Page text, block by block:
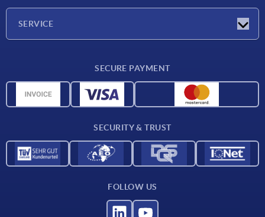
SERVICE
CAD data
SECURE PAYMENT
SECURITY & TRUST
FOLLOW US